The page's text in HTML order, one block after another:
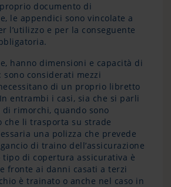
documento di
le appendici sono vincolate a
l’utilizzo e per la conseguente
hanno dimensioni e capacità di
considerati mezzi
di un proprio libretto
entrambi i casi, sia che si parli
rimorchi, quando sono
che li trasporta su strade
una polizza che prevede
di traino dell’assicurazione
tipo di copertura assicurativa è
fronte ai danni casati a terzi
è trainato o anche nel caso in